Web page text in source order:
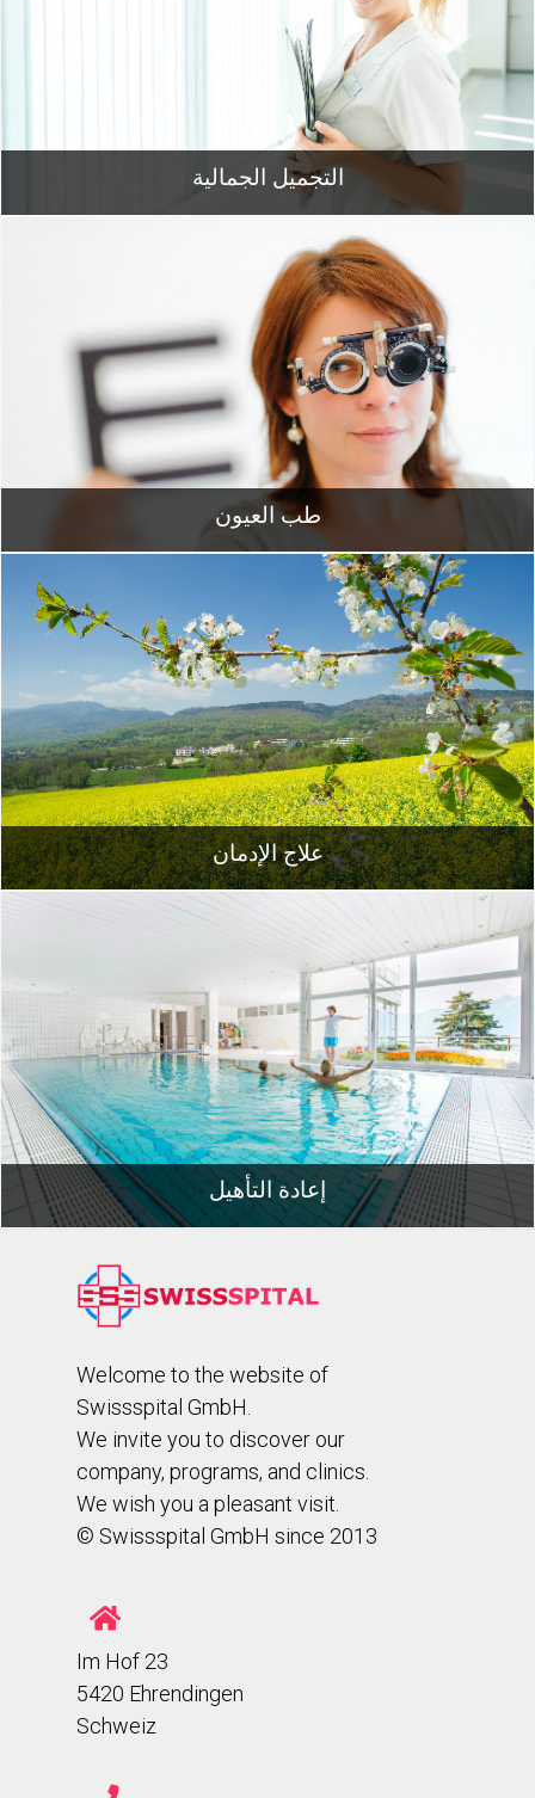
التجميل الجمالية
طب العيون
علاج الإدمان
إعادة التأهيل
Welcome to the website of
Swissspital GmbH.
We invite you to discover our
company, programs, and clinics.
We wish you a pleasant visit.
© Swissspital GmbH since 2013
Im Hof 23
5420 Ehrendingen
Schweiz